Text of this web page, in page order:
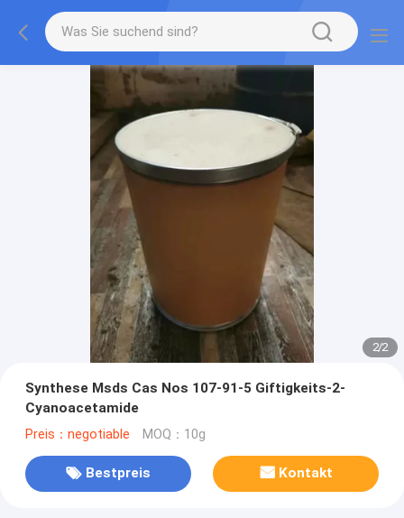
2/2
Synthese Msds Cas Nos 107-91-5 Giftigkeits-2-
Cyanoacetamide
Preis：negotiable MOQ：10g
Bestpreis Kontakt